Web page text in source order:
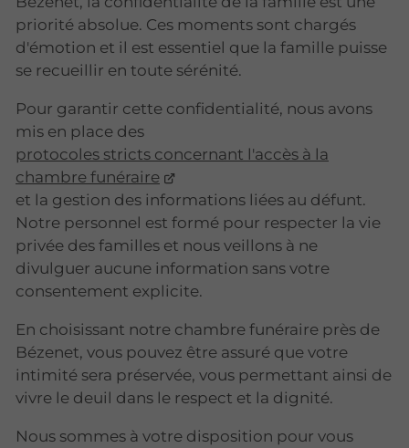
priorité absolue. Ces moments sont chargés
d'émotion et il est essentiel que la famille puisse
se recueillir en toute sérénité.
Pour garantir cette confidentialité, nous avons
mis en place des
protocoles stricts concernant l'accès à la
chambre funéraire
et la gestion des informations liées au défunt.
Notre personnel est formé pour respecter la vie
privée des familles et nous veillons à ne
divulguer aucune information sans votre
consentement explicite.
En choisissant notre chambre funéraire près de
Bézenet, vous pouvez être assuré que votre
intimité sera préservée, vous permettant ainsi de
vivre le deuil dans le respect et la dignité.
Nous sommes à votre disposition pour vous